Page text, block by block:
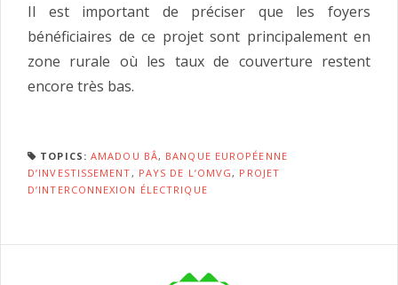
Il est important de préciser que les foyers
bénéficiaires de ce projet sont principalement en
zone rurale où les taux de couverture restent
encore très bas.
TOPICS: AMADOU BÂ, BANQUE EUROPÉENNE
D’INVESTISSEMENT , PAYS DE L’OMVG , PROJET
D’INTERCONNEXION ÉLECTRIQUE